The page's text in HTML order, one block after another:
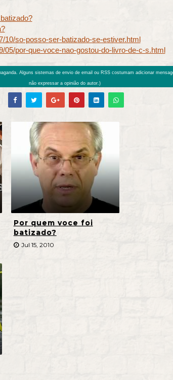
10/so-posso-ser-batizado-se-estiver.html
05/por-que-voce-nao-gostou-do-livro-de-c-s.html
Alguns sistemas de envio de email ou RSS costumam adicionar
não expressar a opinião do autor.)
Por quem voce foi
batizado?
Jul 15, 2010